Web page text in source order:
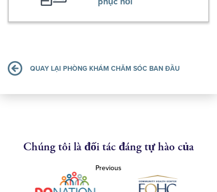
QUAY LẠI PHÒNG KHÁM CHĂM SÓC BAN ĐẦU
Chúng tôi là đối tác đáng tự hào của
Previous